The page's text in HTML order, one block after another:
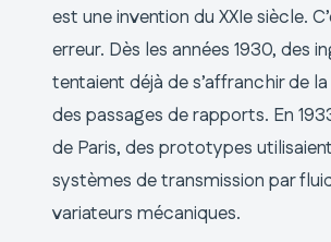
est une invention du XXIe siècle.
erreur. Dès les années 1930, des
tentaient déjà de s’affranchir de
des passages de rapports. En
de Paris, des prototypes
systèmes de transmission par
variateurs mécaniques.